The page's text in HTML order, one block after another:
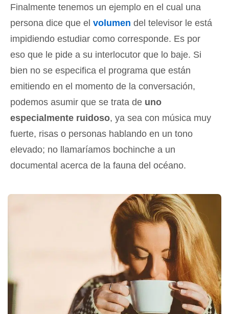
Finalmente tenemos un ejemplo en el cual una
persona dice que el volumen del televisor le está
impidiendo estudiar como corresponde. Es por
eso que le pide a su interlocutor que lo baje. Si
bien no se especifica el programa que están
emitiendo en el momento de la conversación,
podemos asumir que se trata de uno
especialmente ruidoso, ya sea con música muy
fuerte, risas o personas hablando en un tono
elevado; no llamaríamos bochinche a un
documental acerca de la fauna del océano.